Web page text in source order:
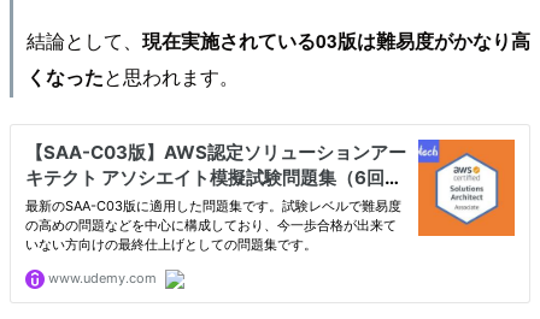
結論として、 現在実施されている03版は難易度がかなり高
くなったと思われます。